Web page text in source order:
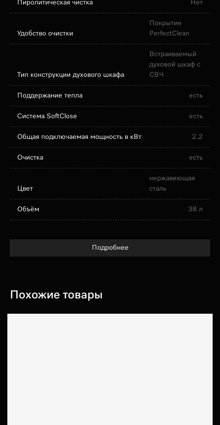
Пиролитическая чистка Нет
Удобство очистки
Покрытие
PerfectClean
Тип конструкции духового шкафа
Встраиваемый
духовой шкаф с
СВЧ
Поддержание тепла есть
Система SoftClose есть
Общая подключаемая мощность в кВт 2.2
Очистка есть
Цвет
нержавеющая
сталь
Объём 38 л
Подробнее
Похожие товары